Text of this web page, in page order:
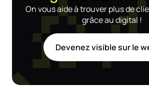
On vous aide à trouver plus de
grâce au digital !
Devenez visible sur le